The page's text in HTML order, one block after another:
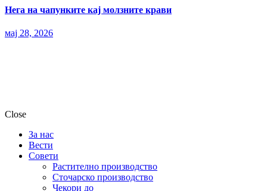
Нега на чапунките кај молзните крави
мај 28, 2026
Close
За нас
Вести
Совети
Растително производство
Сточарско производство
Чекори до